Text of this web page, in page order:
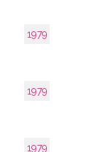
1979
1979
1979